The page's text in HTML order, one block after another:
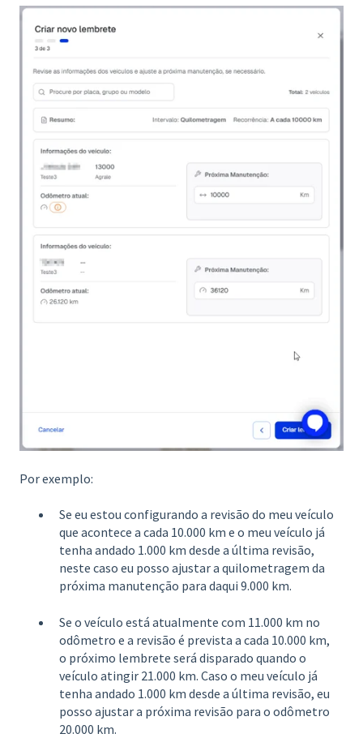
Por exemplo:
Se eu estou configurando a revisão do meu veículo
que acontece a cada 10.000 km e o meu veículo já
tenha andado 1.000 km desde a última revisão,
neste caso eu posso ajustar a quilometragem da
próxima manutenção para daqui 9.000 km.
Se o veículo está atualmente com 11.000 km no
odômetro e a revisão é prevista a cada 10.000 km,
o próximo lembrete será disparado quando o
veículo atingir 21.000 km. Caso o meu veículo já
tenha andado 1.000 km desde a última revisão, eu
posso ajustar a próxima revisão para o odômetro
20.000 km.